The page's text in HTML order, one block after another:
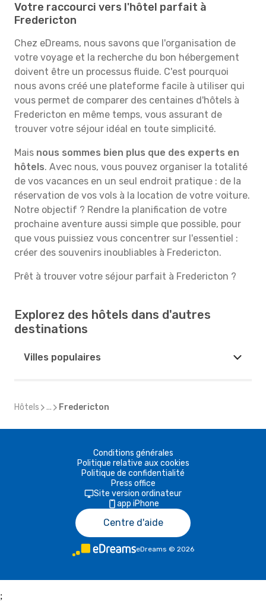
Votre raccourci vers l'hôtel parfait à
Fredericton
Chez eDreams, nous savons que l'organisation de
votre voyage et la recherche du bon hébergement
doivent être un processus fluide. C'est pourquoi
nous avons créé une plateforme facile à utiliser qui
vous permet de comparer des centaines d'hôtels à
Fredericton en même temps, vous assurant de
trouver votre séjour idéal en toute simplicité.
Mais nous sommes bien plus que des experts en
hôtels. Avec nous, vous pouvez organiser la totalité
de vos vacances en un seul endroit pratique : de la
réservation de vos vols à la location de votre voiture.
Notre objectif ? Rendre la planification de votre
prochaine aventure aussi simple que possible, pour
que vous puissiez vous concentrer sur l'essentiel :
créer des souvenirs inoubliables à Fredericton.
Prêt à trouver votre séjour parfait à Fredericton ?
Explorez des hôtels dans d'autres
destinations
Villes populaires
Hôtels ... Fredericton
Conditions générales
Politique relative aux cookies
Politique de confidentialité
Press office
Site version ordinateur
app iPhone
Centre d'aide
eDreams © 2026
;